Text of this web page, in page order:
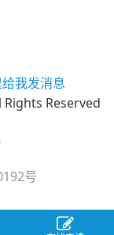
Rights Reserved
号